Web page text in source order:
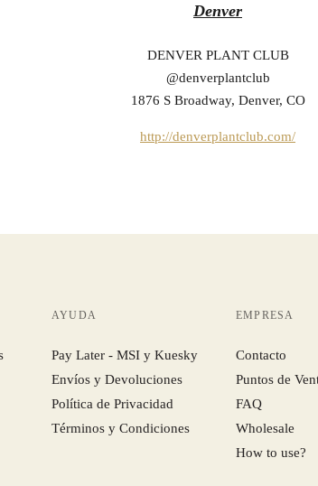
Denver
DENVER PLANT CLUB
@denverplantclub
1876 S Broadway, Denver, CO
http://denverplantclub.com/
AYUDA
Pay Later - MSI y Kuesky
Envíos y Devoluciones
Política de Privacidad
Términos y Condiciones
EMPRESA
Contacto
Puntos de
FAQ
Wholesale
How to use?